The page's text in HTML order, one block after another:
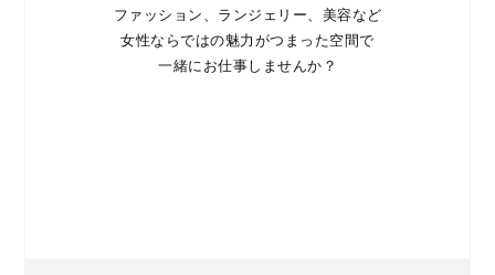
ファッション、ランジェリー、美容など
女性ならではの魅力がつまった空間で
一緒にお仕事しませんか？